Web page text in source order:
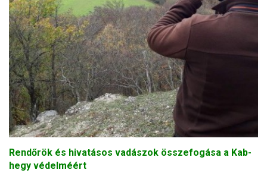
Rendőrök és hivatásos vadászok összefogása a Kab-
hegy védelméért